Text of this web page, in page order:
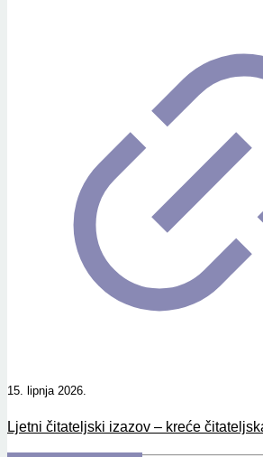
15. lipnja 2026.
Ljetni čitateljski izazov – kreće